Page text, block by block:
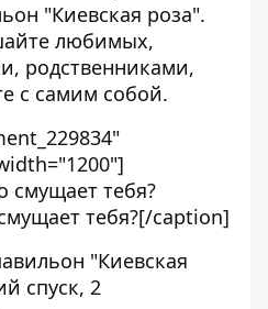
"Киевская роза".
любимых,
родственниками,
с самим собой.
тебя?[/caption]
"Киевская
спуск, 2